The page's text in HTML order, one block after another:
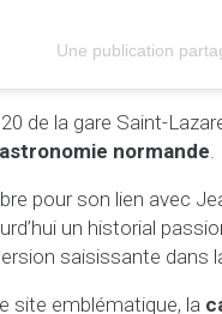
Une publication
de la gare Saint-
normande.
pour son lien avec
un historial
saisissante dans
site emblématique, la